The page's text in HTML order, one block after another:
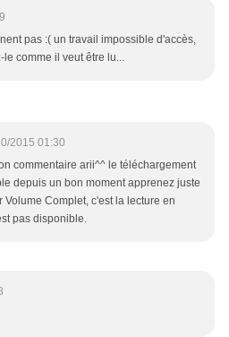
pas :( un travail impossible d'accès,
le comme il veut être lu...
2015 01:30
commentaire arii^^ le téléchargement
depuis un bon moment apprenez juste
Volume Complet, c'est la lecture en
pas disponible.